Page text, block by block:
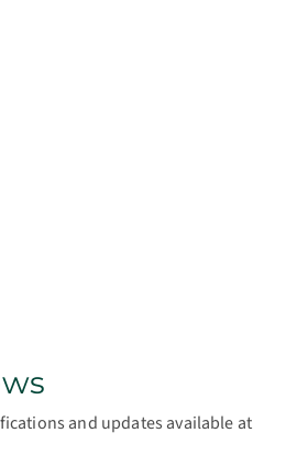
and updates available at